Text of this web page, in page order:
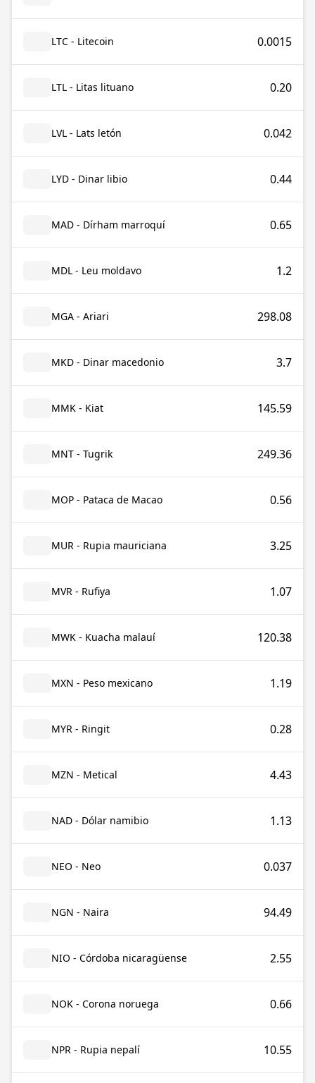
LTC - Litecoin 0.0015
LTL - Litas lituano 0.20
LVL - Lats letón 0.042
LYD - Dinar libio 0.44
MAD - Dírham marroquí 0.65
MDL - Leu moldavo 1.2
MGA - Ariari 298.08
MKD - Dinar macedonio 3.7
MMK - Kiat 145.59
MNT - Tugrik 249.36
MOP - Pataca de Macao 0.56
MUR - Rupia mauriciana 3.25
MVR - Rufiya 1.07
MWK - Kuacha malauí 120.38
MXN - Peso mexicano 1.19
MYR - Ringit 0.28
MZN - Metical 4.43
NAD - Dólar namibio 1.13
NEO - Neo 0.037
NGN - Naira 94.49
NIO - Córdoba nicaragüense 2.55
NOK - Corona noruega 0.66
NPR - Rupia nepalí 10.55